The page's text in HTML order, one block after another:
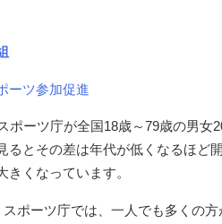
ーツ参加促進
ポーツ庁が全国18歳～79歳の男
るとその差は年代が低くなるほど
きくなっています。
スポーツ庁では、一人でも多くの